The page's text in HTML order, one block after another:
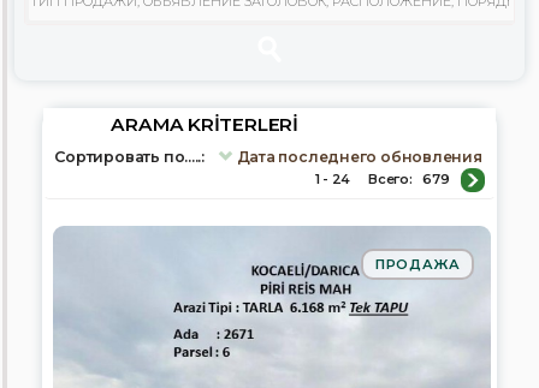
Земельный
комнат
ARAMA KRITERLERI
Сортировать по.....: Дата последнего обновления
1 - 24 Всего: 679
ПРОДАЖА